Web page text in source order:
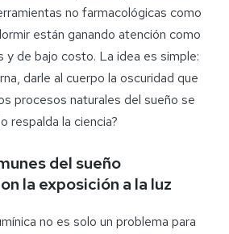
no farmacológicas como
están ganando atención como
y de bajo costo. La idea es simple:
darle al cuerpo la oscuridad que
procesos naturales del sueño se
respalda la ciencia?
del sueño
la exposición a la luz
no es solo un problema para